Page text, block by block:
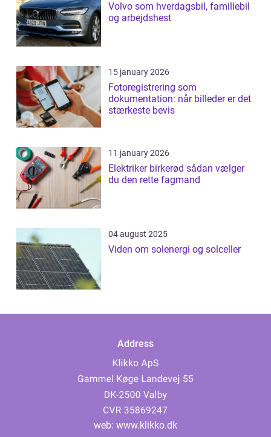
Volvo som hverdagsbil, familiebil
og arbejdshest
15 january 2026
Fotoregistrering som
dokumentation: når billeder er det
stærkeste bevis
11 january 2026
Elektriker birkerød sådan vælger
du den rette fagmand
04 august 2025
Viden om solenergi og solceller
Address
web: www.klikko.dk